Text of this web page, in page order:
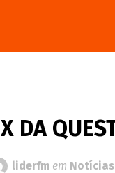
DA
liderfm em Notícias